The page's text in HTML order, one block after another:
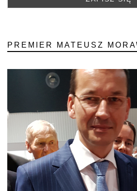
PREMIER MATEUSZ